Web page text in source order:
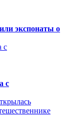
экспонаты о
с